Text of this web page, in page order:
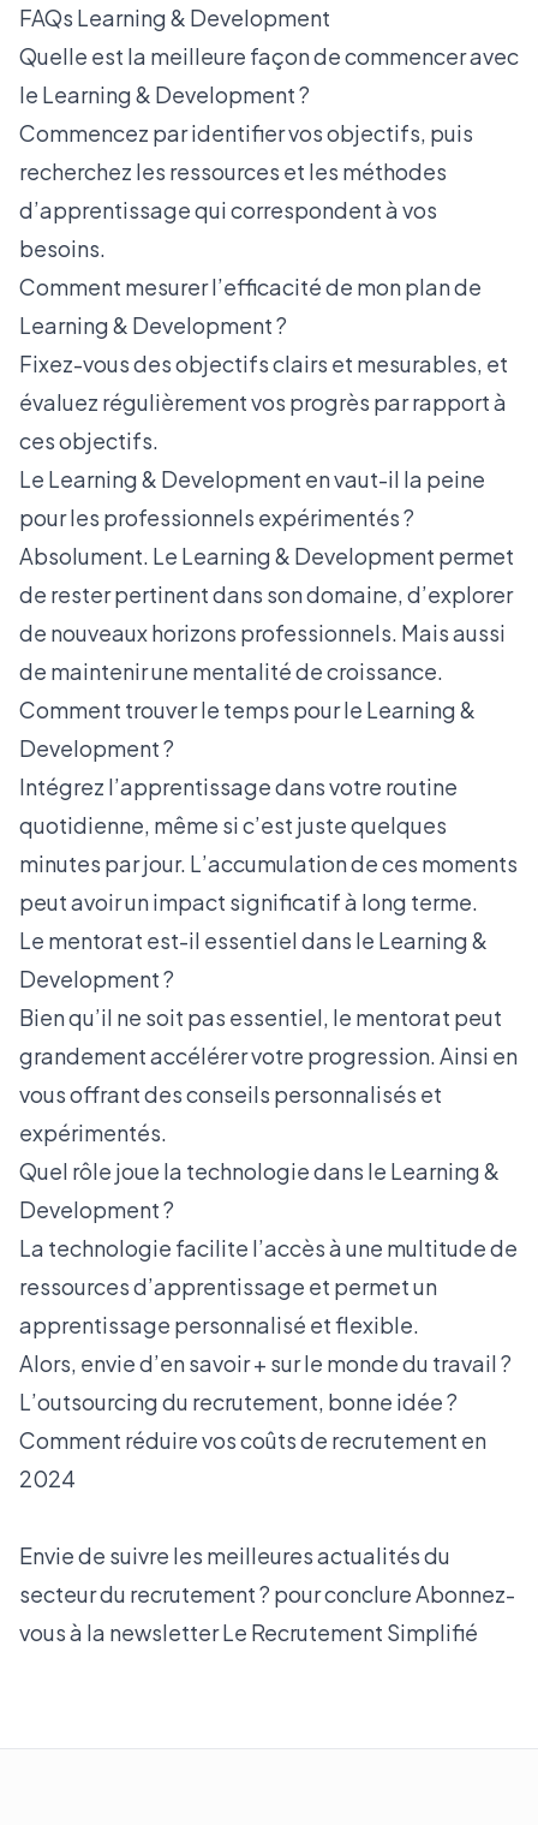
FAQs Learning & Development
Quelle est la meilleure façon de commencer avec
le Learning & Development ?
Commencez par identifier vos objectifs, puis
recherchez les ressources et les méthodes
d’apprentissage qui correspondent à vos
besoins.
Comment mesurer l’efficacité de mon plan de
Learning & Development ?
Fixez-vous des objectifs clairs et mesurables, et
évaluez régulièrement vos progrès par rapport à
ces objectifs.
Le Learning & Development en vaut-il la peine
pour les professionnels expérimentés ?
Absolument. Le Learning & Development permet
de rester pertinent dans son domaine, d’explorer
de nouveaux horizons professionnels. Mais aussi
de maintenir une mentalité de croissance.
Comment trouver le temps pour le Learning &
Development ?
Intégrez l’apprentissage dans votre routine
quotidienne, même si c’est juste quelques
minutes par jour. L’accumulation de ces moments
peut avoir un impact significatif à long terme.
Le mentorat est-il essentiel dans le Learning &
Development ?
Bien qu’il ne soit pas essentiel, le mentorat peut
grandement accélérer votre progression. Ainsi en
vous offrant des conseils personnalisés et
expérimentés.
Quel rôle joue la technologie dans le Learning &
Development ?
La technologie facilite l’accès à une multitude de
ressources d’apprentissage et permet un
apprentissage personnalisé et flexible.
Alors, envie d’en savoir + sur le monde du travail ?
L’outsourcing du recrutement, bonne idée ?
Comment réduire vos coûts de recrutement en
2024
Envie de suivre les meilleures actualités du
secteur du recrutement ? pour conclure Abonnez-
vous à la newsletter Le Recrutement Simplifié